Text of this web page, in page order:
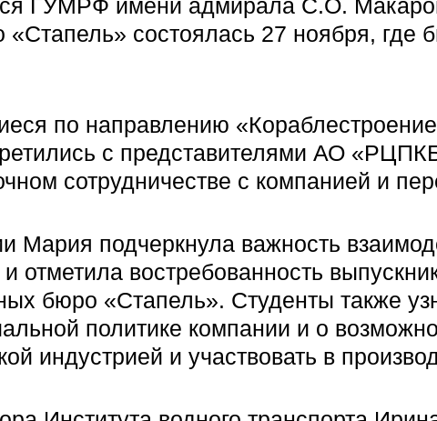
ГУМРФ имени адмирала С.О.
«Стапель» состоялась 27 ноября,
по направлению
с представителями АО
сотрудничестве с компанией и
Мария подчеркнула важность
и отметила востребованность
бюро «Стапель». Студенты также
политике компании и о
индустрией и участвовать в